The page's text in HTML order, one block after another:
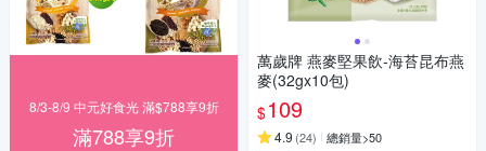
8/3-8/9 中元好食光 滿$788享9折
滿788享9折
萬歲牌 燕麥堅果飲-海苔昆布燕
麥(32gx10包)
$109
4.9 (24) 總銷量>50